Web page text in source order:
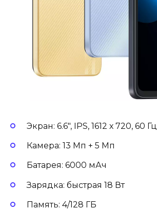
Экран: 6.6″, IPS, 1612 х 720, 60 Гц
Камера: 13 Мп + 5 Мп
Батарея: 6000 мАч
Зарядка: быстрая 18 Вт
Память: 4/128 ГБ